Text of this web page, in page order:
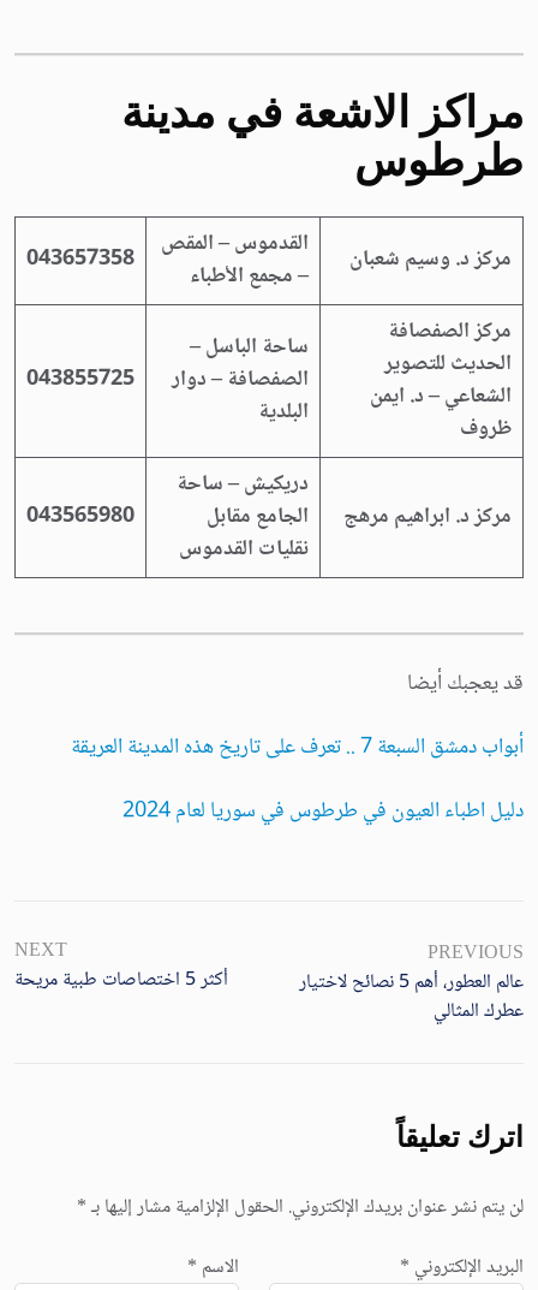
مراكز الاشعة في مدينة
طرطوس
مركز د. وسيم شعبان
القدموس – المقص
– مجمع الأطباء
043657358
مركز الصفصافة
الحديث للتصوير
الشعاعي – د. ايمن
ظروف
ساحة الباسل –
الصفصافة – دوار
البلدية
043855725
مركز د. ابراهيم مرهج
دريكيش – ساحة
الجامع مقابل
نقليات القدموس
043565980
قد يعجبك أيضا
أبواب دمشق السبعة 7 .. تعرف على تاريخ هذه المدينة العريقة
دليل اطباء العيون في طرطوس في سوريا لعام 2024
PREVIOUS
عالم العطور، أهم 5 نصائح لاختيار
عطرك المثالي
NEXT
أكثر 5 اختصاصات طبية مريحة
اترك تعليقاً
لن يتم نشر عنوان بريدك الإلكتروني. الحقول الإلزامية مشار إليها بـ*
الاسم * البريد الإلكتروني *